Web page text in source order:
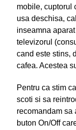
mobile, cuptorul
usa deschisa,
inseamna
televizorul
cand este stins,
cafea. Acestea
Pentru ca stim
scoti si sa
recomandam sa
buton On/Off